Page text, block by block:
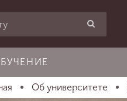
Об университете